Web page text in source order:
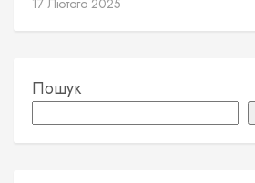
Пошук